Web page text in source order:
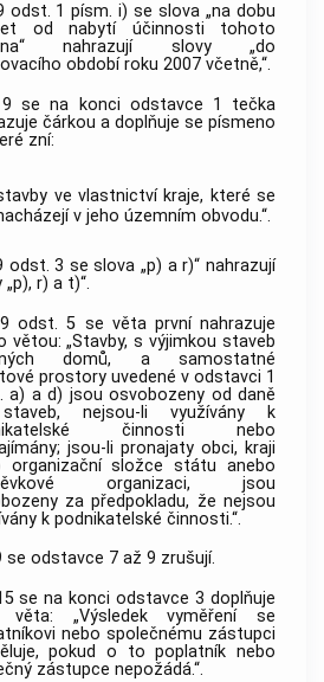
odst. 1 písm. i) se slova „na dobu
od nabytí účinnosti tohoto
nahrazují slovy „do
období roku 2007 včetně,“.
se na konci odstavce 1 tečka
čárkou a doplňuje se písmeno
zní:
ve vlastnictví kraje, které se
v jeho územním obvodu.“.
odst. 3 se slova „p) a r)“ nahrazují
r) a t)“.
odst. 5 se věta první nahrazuje
větou: „Stavby, s výjimkou staveb
domů, a samostatné
prostory uvedené v odstavci 1
a) a d) jsou osvobozeny od daně
nejsou-li využívány k
činnosti nebo
jsou-li pronajaty obci, kraji
organizační složce státu anebo
organizaci, jsou
za předpokladu, že nejsou
k podnikatelské činnosti.“.
se odstavce 7 až 9 zrušují.
se na konci odstavce 3 doplňuje
věta: „Výsledek vyměření se
nebo společnému zástupci
pokud o to poplatník nebo
zástupce nepožádá.“.